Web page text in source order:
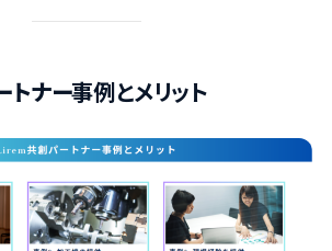
ナー事例とメリット